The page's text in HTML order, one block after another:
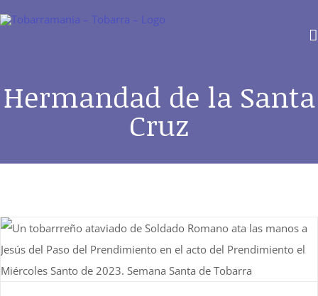
Hermandad de la Santa
Cruz